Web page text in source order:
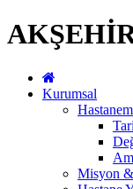
Kurumsal
Misyon